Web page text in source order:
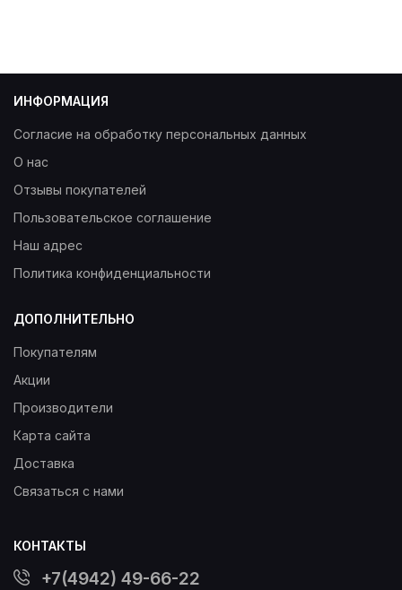
ИНФОРМАЦИЯ
Согласие на обработку персональных данных
О нас
Отзывы покупателей
Пользовательское соглашение
Наш адрес
Политика конфиденциальности
ДОПОЛНИТЕЛЬНО
Покупателям
Акции
Производители
Карта сайта
Доставка
Связаться с нами
КОНТАКТЫ
+7(4942) 49-66-22